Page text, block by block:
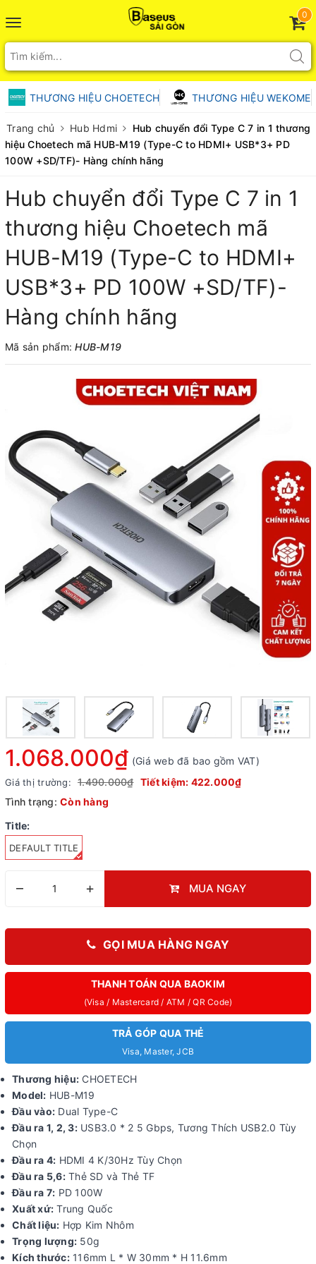
Toggle
navigation
0
THƯƠNG HIỆU CHOETECH THƯƠNG HIỆU WEKOME
Trang chủ Hub Hdmi
Hub chuyển đổi Type C 7 in 1 thương
hiệu Choetech mã HUB-M19 (Type-C to HDMI+ USB*3+ PD
100W +SD/TF)- Hàng chính hãng
Hub chuyển đổi Type C 7 in 1
thương hiệu Choetech mã
HUB-M19 (Type-C to HDMI+
USB*3+ PD 100W +SD/TF)-
Hàng chính hãng
Mã sản phẩm:HUB-M19
1.068.000₫ (Giá web đã bao gồm VAT)
Giá thị trường: 1.490.000₫ Tiết kiệm: 422.000₫
Tình trạng: Còn hàng
Title:
DEFAULT TITLE
– + MUA NGAY
GỌI MUA HÀNG NGAY
THANH TOÁN QUA BAOKIM
(Visa / Mastercard / ATM / QR Code)
TRẢ GÓP QUA THẺ
Visa, Master, JCB
Thương hiệu: CHOETECH
Model: HUB-M19
Đầu vào: Dual Type-C
Đầu ra 1, 2, 3:USB3.0 * 2 5 Gbps, Tương Thích USB2.0 Tùy
Chọn
Đầu ra 4: HDMI 4 K/30Hz Tùy Chọn
Đầu ra 5,6:Thẻ SD và Thẻ TF
Đầu ra 7: PD 100W
Xuất xứ: Trung Quốc
Chất liệu: Hợp Kim Nhôm
Trọng lượng: 50g
Kích thước:116mm L * W 30mm * H 11.6mm